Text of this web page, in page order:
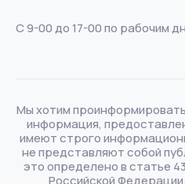
С 9-00 до 17-00 по рабочим
Мы хотим
информация,
имеют строго
не представляют собой
это определено в статье
Российской